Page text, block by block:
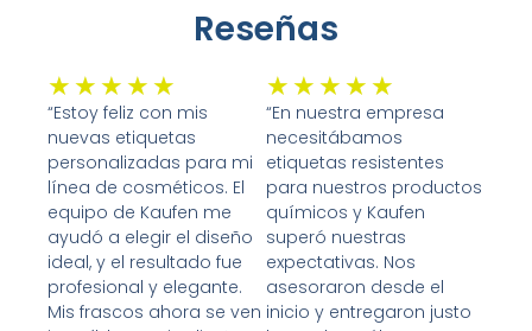
Reseñas
★ ★ ★ ★ ★ Valorado
con
5
de
5
“Estoy feliz con mis
nuevas etiquetas
personalizadas para mi
línea de cosméticos. El
equipo de Kaufen me
ayudó a elegir el diseño
ideal, y el resultado fue
profesional y elegante.
Mis frascos ahora se ven
★ ★ ★ ★ ★
con
5
de
5
“En nuestra empresa
necesitábamos
etiquetas resistentes
para nuestros productos
químicos y Kaufen
superó nuestras
expectativas. Nos
asesoraron desde el
inicio y entregaron justo